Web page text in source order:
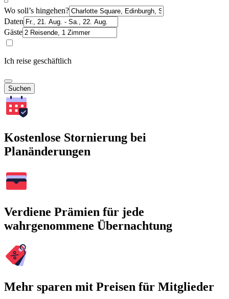
Wo soll’s hingehen?
Daten
Gäste
Ich reise geschäftlich
Suchen
Kostenlose Stornierung bei
Planänderungen
Verdiene Prämien für jede
wahrgenommene Übernachtung
Mehr sparen mit Preisen für Mitglieder